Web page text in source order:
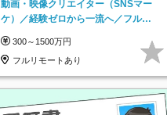
動画・映像クリエイター（SNSマー
ケ）／経験ゼロから一流へ／フルリ
日以上
300～1500万円
フルリモートあり